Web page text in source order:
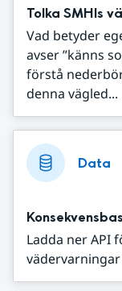
Tolka SMHIs
Vad betyder
avser ”känns
förstå
denna vägled...
Data
Ladda ner API
vädervarningar